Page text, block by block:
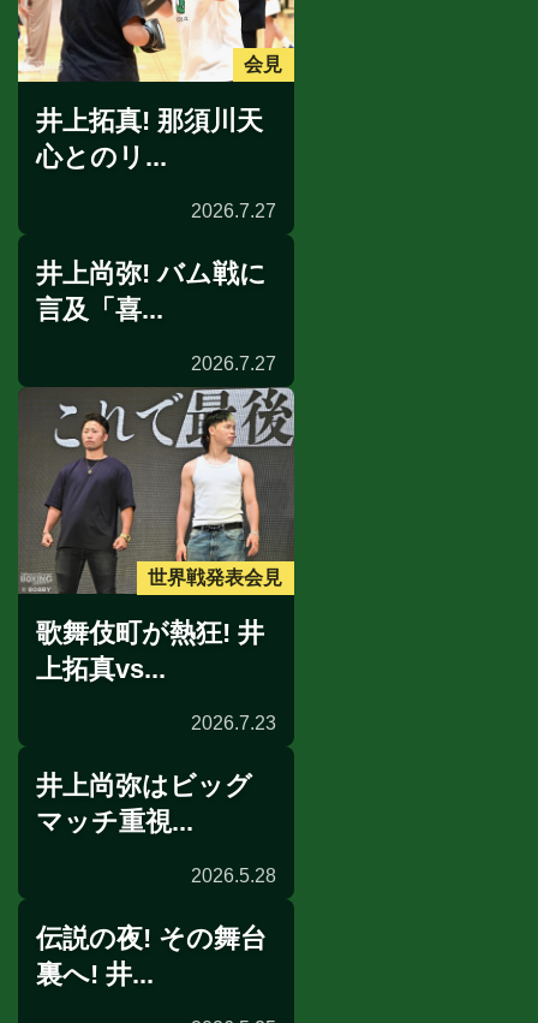
会見
井上拓真! 那須川天
心とのリ...
2026.7.27
イベント
井上尚弥! バム戦に
言及「喜...
2026.7.27
世界戦発表会見
歌舞伎町が熱狂! 井
上拓真vs...
2026.7.23
囲み取材
井上尚弥はビッグ
マッチ重視...
2026.5.28
伝説の夜! その舞台
裏へ! 井...